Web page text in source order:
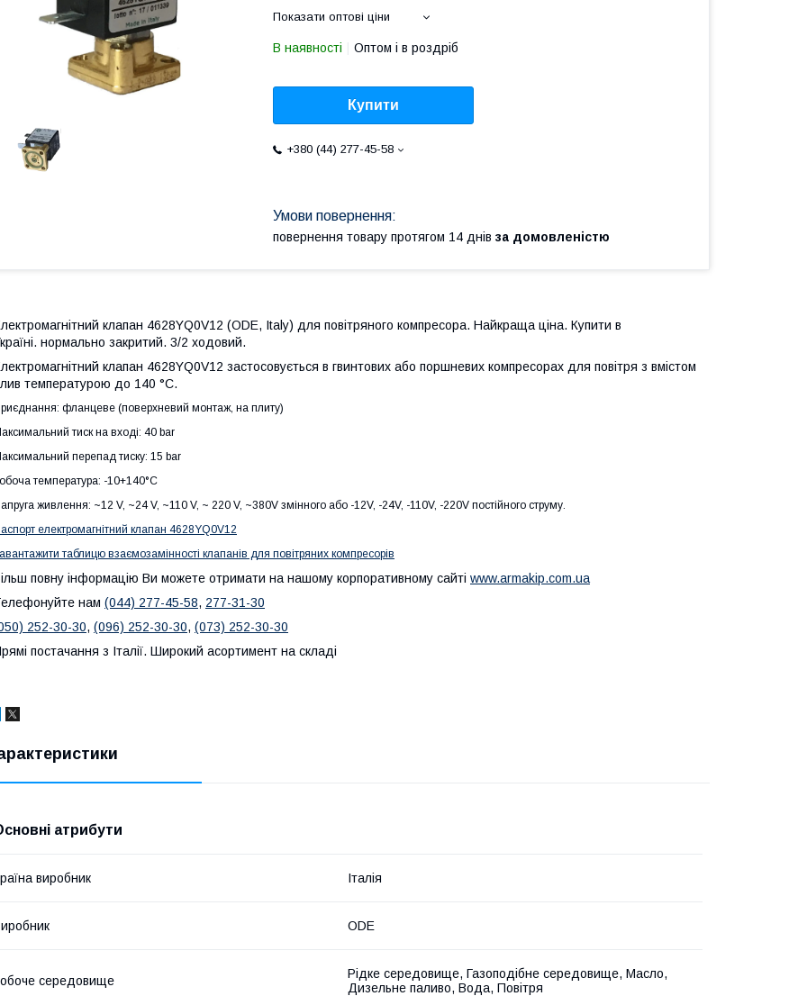
Показати оптові ціни
В наявності Оптом і в роздріб
Купити
+380 (44) 277-45-58
повернення товару протягом 14 днів за домовленістю
клапан 4628YQ0V12 (ODE, Italy) для повітряного компресора. Найкраща ціна. Купити в
нормально закритий. 3/2 ходовий.
клапан 4628YQ0V12 застосовується в гвинтових або поршневих компресорах для повітря з вмістом
температурою до 140 °C.
фланцеве (поверхневий монтаж, на плиту)
тиск на вході: 40 bar
перепад тиску: 15 bar
температура: -10+140°C
живлення: ~12 V, ~24 V, ~110 V, ~ 220 V, ~380V змінного або -12V, -24V, -110V, -220V постійного струму.
електромагнітний клапан 4628YQ0V12
таблицю взаємозамінності клапанів для повітряних компресорів
повну інформацію Ви можете отримати на нашому корпоративному сайті www.armakip.com.ua
нам (044) 277-45-58, 277-31-30
252-30-30, (096) 252-30-30, (073) 252-30-30
постачання з Італії. Широкий асортимент на складі
атрибути
виробник Італія
ODE
середовище
Рідке середовище, Газоподібне середовище, Масло,
Дизельне паливо, Вода, Повітря